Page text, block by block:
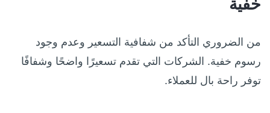
خفية
من الضروري التأكد من شفافية التسعير وعدم وجود
رسوم خفية. الشركات التي تقدم تسعيرًا واضحًا وشفافًا
توفر راحة بال للعملاء.